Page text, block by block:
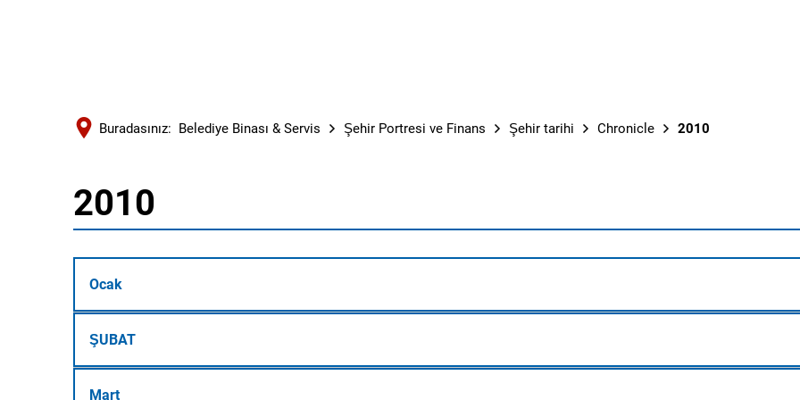
Buradasınız: Belediye Binası & Servis Şehir Portresi ve Finans Şehir tarihi Chronicle 2010
20102010
Ocak
ŞUBAT
Mart